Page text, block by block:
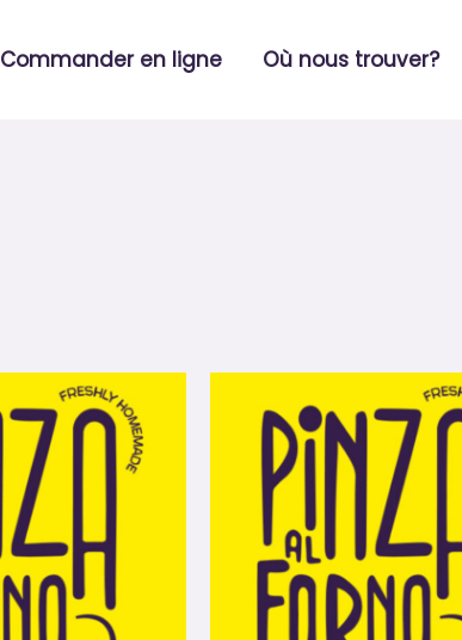
Commander en ligne Où nous trouver?